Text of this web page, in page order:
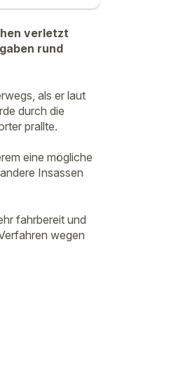
verletzt
rund
als er laut
durch die
prallte.
eine mögliche
Insassen
fahrbereit und
wegen